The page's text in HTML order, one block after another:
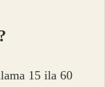
15 ila 60